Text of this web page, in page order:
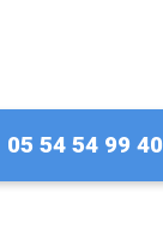
05 54 54 99 40